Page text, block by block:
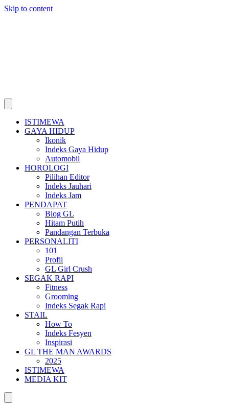
Skip to content
ISTIMEWA
GAYA HIDUP
Ikonik
Indeks Gaya Hidup
Automobil
HOROLOGI
Pilihan Editor
Indeks Jauhari
Indeks Jam
PENDAPAT
Blog GL
Hitam Putih
Pandangan Terbuka
PERSONALITI
101
Profil
GL Girl Crush
SEGAK RAPI
Fitness
Grooming
Indeks Segak Rapi
STAIL
How To
Indeks Fesyen
Inspirasi
GL THE MAN AWARDS
2025
ISTIMEWA
MEDIA KIT